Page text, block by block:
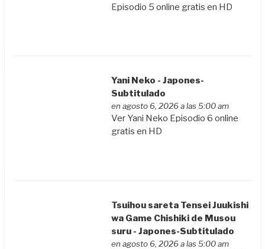
Episodio 5 online gratis en HD
Yani Neko - Japones-
Subtitulado
en agosto 6, 2026 a las 5:00 am
Ver Yani Neko Episodio 6 online
gratis en HD
Tsuihou sareta Tensei Juukishi
wa Game Chishiki de Musou
suru - Japones-Subtitulado
en agosto 6, 2026 a las 5:00 am